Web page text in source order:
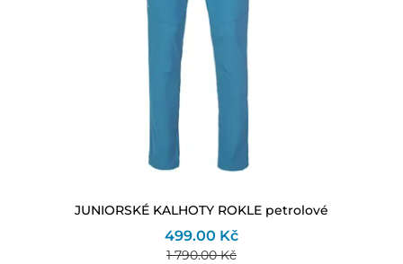
JUNIORSKÉ KALHOTY ROKLE petrolové
499.00 Kč
1 790.00 Kč